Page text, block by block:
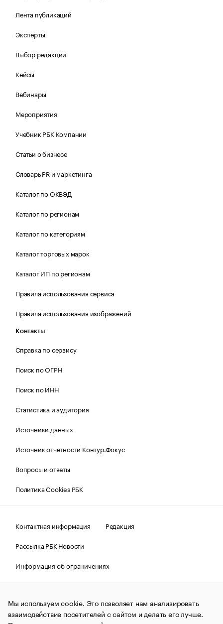
Лента публикаций
Эксперты
Выбор редакции
Кейсы
Вебинары
Мероприятия
Учебник РБК Компании
Статьи о бизнесе
Словарь PR и маркетинга
Каталог по ОКВЭД
Каталог по регионам
Каталог по категориям
Каталог торговых марок
Каталог ИП по регионам
Правила использования сервиса
Правила использования изображений
Контакты
Справка по сервису
Поиск по ОГРН
Поиск по ИНН
Статистика и аудитория
Источники данных
Источник отчетности Контур.Фокус
Вопросы и ответы
Политика Cookies РБК
Контактная информация
Редакция
Рассылка РБК Новости
Информация об ограничениях
Правовая информация
О соблюдении авторских прав
© АО «РОСБИЗНЕСКОНСАЛТИНГ»,1995–2026.Сообщения
и материалы информационного агентства «РБК»
(зарегистрировано Федеральной службой по надзору в сфере
Мы используем cookie. Это позволяет нам анализировать
взаимодействие посетителей с сайтом и делать его лучше.